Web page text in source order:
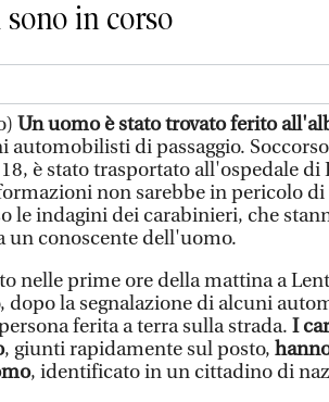
in corso
Un uomo è stato trovato ferito
automobilisti di passaggio.
è stato trasportato all'ospedale di
non sarebbe in pericolo di
le indagini dei carabinieri, che
un conoscente dell'uomo.
nelle prime ore della mattina a
dopo la segnalazione di alcuni
ferita a terra sulla strada. I
, giunti rapidamente sul posto,
, identificato in un cittadino di